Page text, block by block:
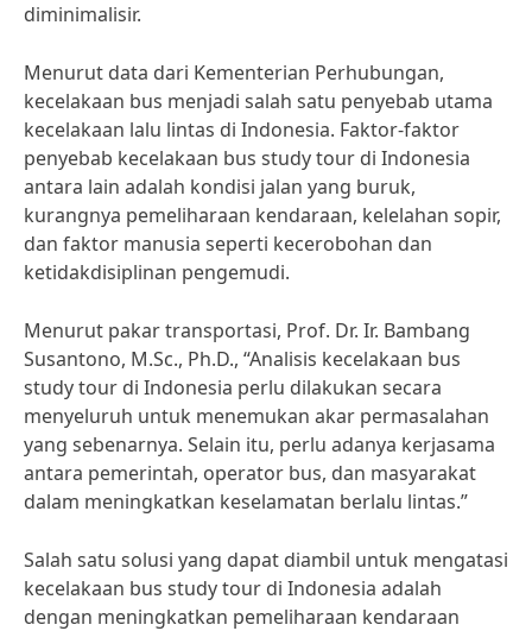
diminimalisir.
Menurut data dari Kementerian Perhubungan,
kecelakaan bus menjadi salah satu penyebab utama
kecelakaan lalu lintas di Indonesia. Faktor-faktor
penyebab kecelakaan bus study tour di Indonesia
antara lain adalah kondisi jalan yang buruk,
kurangnya pemeliharaan kendaraan, kelelahan sopir,
dan faktor manusia seperti kecerobohan dan
ketidakdisiplinan pengemudi.
Menurut pakar transportasi, Prof. Dr. Ir. Bambang
Susantono, M.Sc., Ph.D., “Analisis kecelakaan bus
study tour di Indonesia perlu dilakukan secara
menyeluruh untuk menemukan akar permasalahan
yang sebenarnya. Selain itu, perlu adanya kerjasama
antara pemerintah, operator bus, dan masyarakat
dalam meningkatkan keselamatan berlalu lintas.”
Salah satu solusi yang dapat diambil untuk mengatasi
kecelakaan bus study tour di Indonesia adalah
dengan meningkatkan pemeliharaan kendaraan